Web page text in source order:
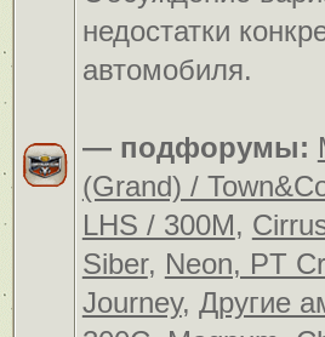
недостатки
автомобиля.
— подфорумы:
(Grand) /
LHS / 300M,
Siber, Neon, PT
Journey, Другие